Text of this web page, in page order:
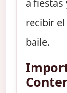
a fiestas
recibir
baile.